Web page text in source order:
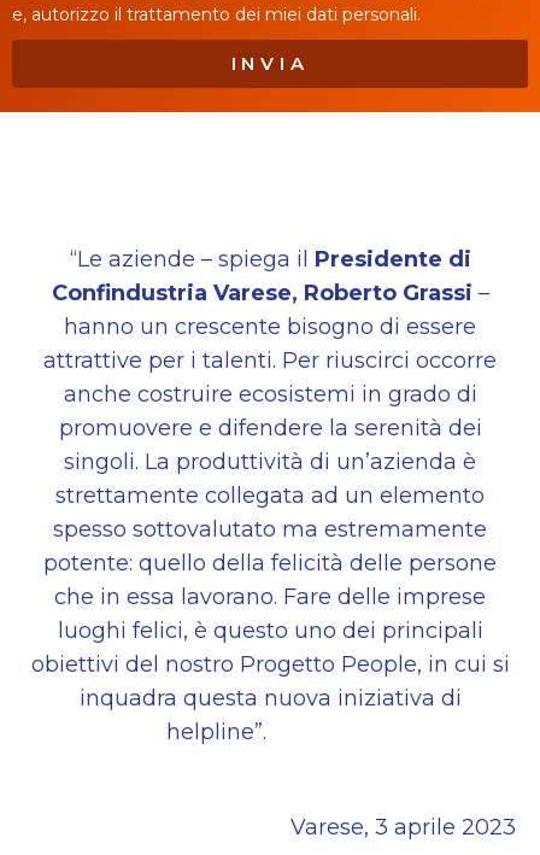
e, autorizzo il trattamento dei miei dati personali.
INVIA
“Le aziende – spiega il Presidente di
Confindustria Varese, Roberto Grassi –
hanno un crescente bisogno di essere
attrattive per i talenti. Per riuscirci occorre
anche costruire ecosistemi in grado di
promuovere e difendere la serenità dei
singoli. La produttività di un’azienda è
strettamente collegata ad un elemento
spesso sottovalutato ma estremamente
potente: quello della felicità delle persone
che in essa lavorano. Fare delle imprese
luoghi felici, è questo uno dei principali
obiettivi del nostro Progetto People, in cui si
inquadra questa nuova iniziativa di
helpline”.
Varese, 3 aprile 2023